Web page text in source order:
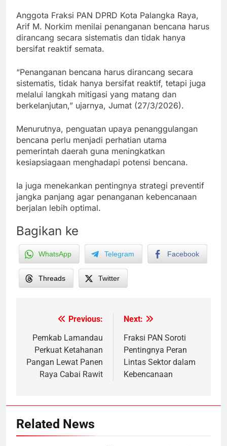
Anggota Fraksi PAN DPRD Kota Palangka Raya,
Arif M. Norkim menilai penanganan bencana harus
dirancang secara sistematis dan tidak hanya
bersifat reaktif semata.
“Penanganan bencana harus dirancang secara
sistematis, tidak hanya bersifat reaktif, tetapi juga
melalui langkah mitigasi yang matang dan
berkelanjutan,” ujarnya, Jumat (27/3/2026).
Menurutnya, penguatan upaya penanggulangan
bencana perlu menjadi perhatian utama
pemerintah daerah guna meningkatkan
kesiapsiagaan menghadapi potensi bencana.
Ia juga menekankan pentingnya strategi preventif
jangka panjang agar penanganan kebencanaan
berjalan lebih optimal.
Bagikan ke
WhatsApp Telegram Facebook
Threads Twitter
navigation
Previous:
Pemkab Lamandau
Perkuat Ketahanan
Pangan Lewat Panen
Raya Cabai Rawit
Next:
Fraksi PAN Soroti
Pentingnya Peran
Lintas Sektor dalam
Kebencanaan
Related News